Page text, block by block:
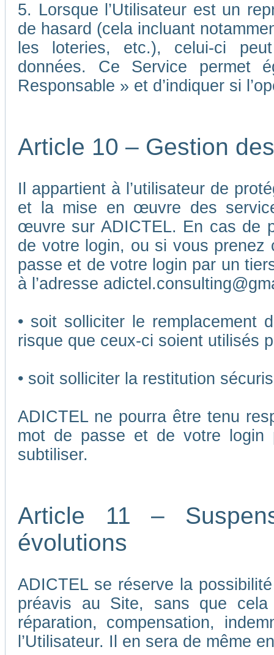
5. Lorsque l’Utilisateur est un
de hasard (cela incluant
les loteries, etc.), celui-ci
données. Ce Service permet
Responsable » et d’indiquer si
Article 10 – Gestion
Il appartient à l’utilisateur de
et la mise en œuvre des
œuvre sur ADICTEL. En cas de
de votre login, ou si vous prenez
passe et de votre login par un
à l’adresse
• soit solliciter le
risque que ceux-ci soient utilisés
• soit solliciter la restitution
ADICTEL ne pourra être tenu
mot de passe et de votre
subtiliser.
Article 11 –
évolutions
ADICTEL se réserve la
préavis au Site, sans que
réparation, compensation,
l’Utilisateur. Il en sera de même